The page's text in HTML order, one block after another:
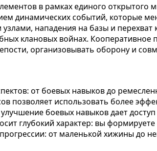
в рамках единого
динамических событий, которые
нападения на базы и
клановых войнах.
организовывать оборону и
от боевых навыков до
позволяет использовать более
боевых навыков дает
глубокий характер: вы
от маленькой хижины до